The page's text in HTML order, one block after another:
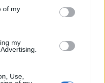
of my
my
Use,
éve tudományosan
a két szín
Tavaly